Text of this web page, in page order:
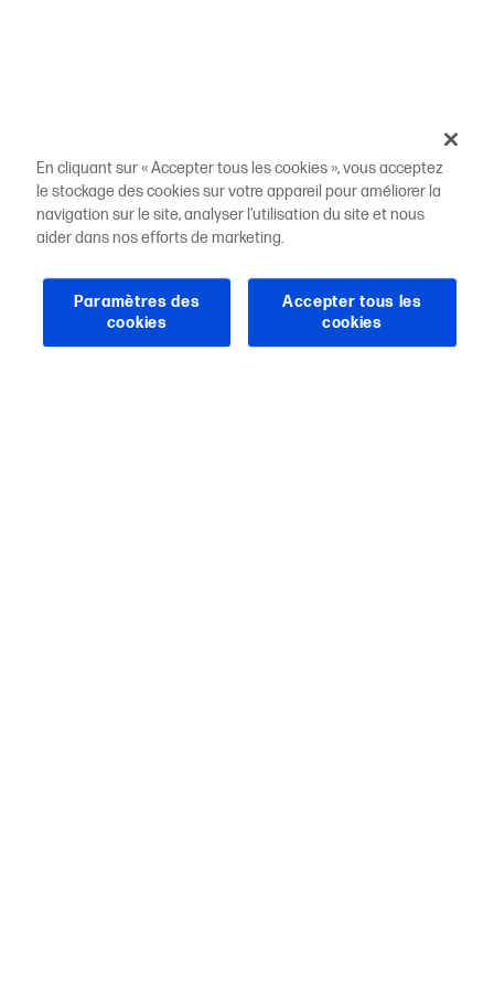
En cliquant sur « Accepter tous les cookies », vous acceptez
le stockage des cookies sur votre appareil pour améliorer la
navigation sur le site, analyser l’utilisation du site et nous
aider dans nos efforts de marketing.
Paramètres des
cookies
Accepter tous les
cookies